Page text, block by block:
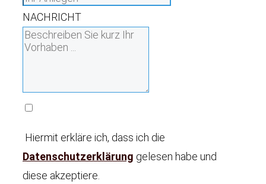
NACHRICHT
Hiermit erkläre ich, dass ich die
Datenschutzerklärung gelesen habe und
diese akzeptiere.